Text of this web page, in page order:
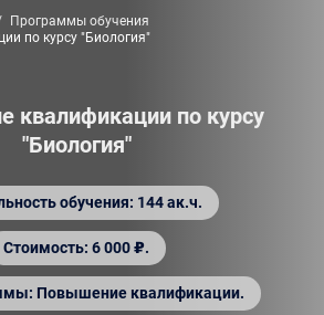
Программы обучения
по курсу "Биология"
квалификации по курсу
"Биология"
обучения: 144 ак.ч.
Стоимость: 6 000 ₽.
Повышение квалификации.